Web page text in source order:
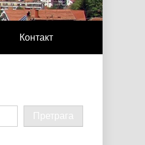
Контакт
Претрага